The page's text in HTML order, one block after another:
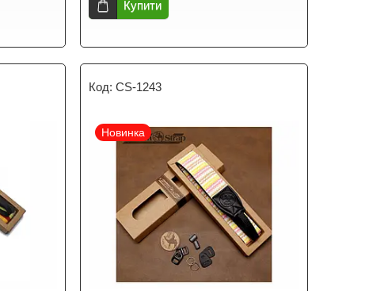
Купити
CS-1243
Новинка